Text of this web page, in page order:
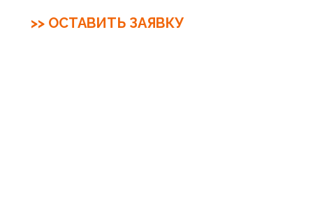
>> ОСТАВИТЬ ЗАЯВКУ